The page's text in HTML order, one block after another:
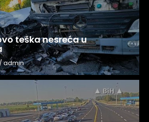
teška nesreća u
admin